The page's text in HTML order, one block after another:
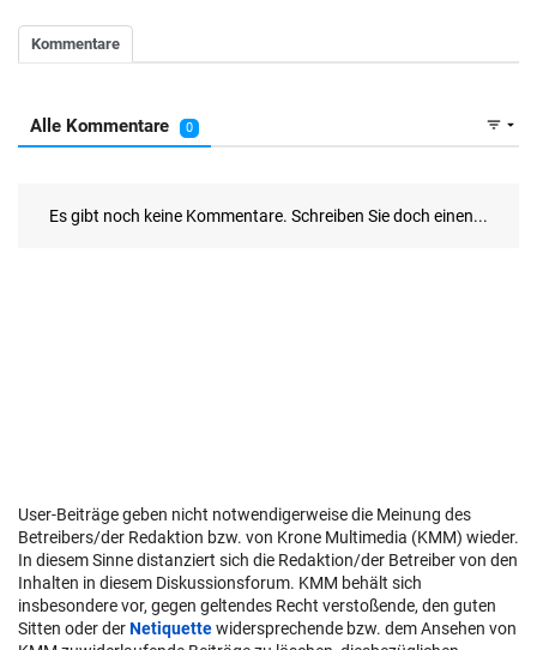
User-Beiträge geben nicht notwendigerweise die Meinung des
Betreibers/der Redaktion bzw. von Krone Multimedia (KMM) wieder.
In diesem Sinne distanziert sich die Redaktion/der Betreiber von den
Inhalten in diesem Diskussionsforum. KMM behält sich
insbesondere vor, gegen geltendes Recht verstoßende, den guten
Sitten oder derNetiquettewidersprechende bzw. dem Ansehen von